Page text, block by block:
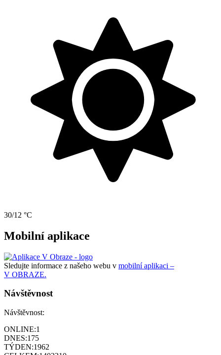
30/12 °C
Mobilní aplikace
Sledujte informace z našeho webu v mobilní aplikaci –
V OBRAZE.
Návštěvnost
Návštěvnost:
ONLINE:1
DNES:175
TÝDEN:1962